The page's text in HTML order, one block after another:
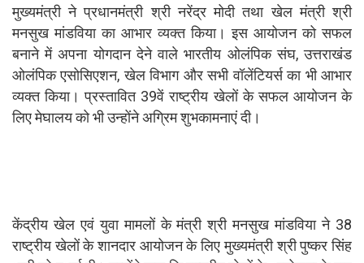
मुख्यमंत्री ने प्रधानमंत्री श्री नरेंद्र मोदी तथा खेल मंत्री श्री
मनसुख मांडविया का आभार व्यक्त किया। इस आयोजन को सफल
बनाने में अपना योगदान देने वाले भारतीय ओलंपिक संघ, उत्तराखंड
ओलंपिक एसोसिएशन, खेल विभाग और सभी वॉलेंटियर्स का भी आभार
व्यक्त किया। प्रस्तावित 39वें राष्ट्रीय खेलों के सफल आयोजन के
लिए मेघालय को भी उन्होंने अग्रिम शुभकामनाएं दी।
केंद्रीय खेल एवं युवा मामलों के मंत्री श्री मनसुख मांडविया ने 38
राष्ट्रीय खेलों के शानदार आयोजन के लिए मुख्यमंत्री श्री पुष्कर सिंह